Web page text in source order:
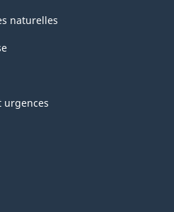
naturelles
urgences